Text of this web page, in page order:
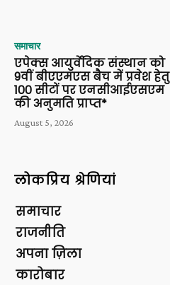
समाचार
एपेक्स आयुर्वेदिक संस्थान को
9वीं बीएएमएस बैच में प्रवेश हेतु
100 सीटों पर एनसीआईएसएम
की अनुमति प्राप्त*
August 5, 2026
लोकप्रिय श्रेणियां
समाचार
राजनीति
अपना ज़िला
कारोबार